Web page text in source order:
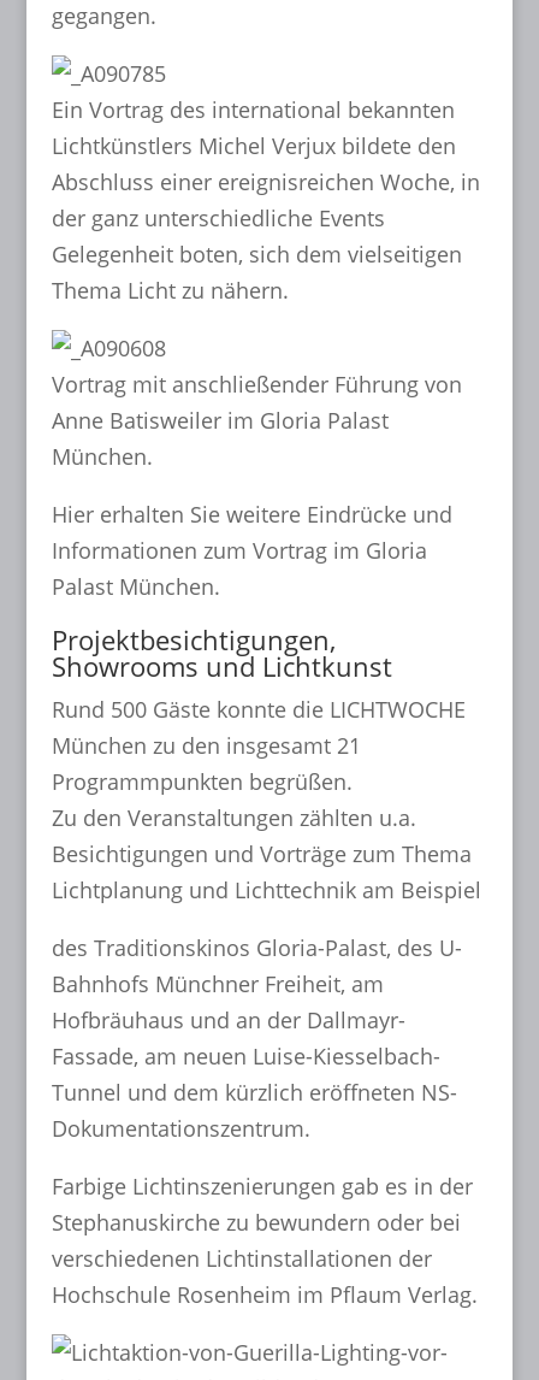
gegangen.
Ein Vortrag des international bekannten
Lichtkünstlers Michel Verjux bildete den
Abschluss einer ereignisreichen Woche, in
der ganz unterschiedliche Events
Gelegenheit boten, sich dem vielseitigen
Thema Licht zu nähern.
Vortrag mit anschließender Führung von
Anne Batisweiler im Gloria Palast
München.
Hier erhalten Sie weitere Eindrücke und
Informationen zum Vortrag im Gloria
Palast München.
Projektbesichtigungen,
Showrooms und Lichtkunst
Rund 500 Gäste konnte die LICHTWOCHE
München zu den insgesamt 21
Programmpunkten begrüßen.
Zu den Veranstaltungen zählten u.a.
Besichtigungen und Vorträge zum Thema
Lichtplanung und Lichttechnik am Beispiel
des Traditionskinos Gloria-Palast, des U-
Bahnhofs Münchner Freiheit, am
Hofbräuhaus und an der Dallmayr-
Fassade, am neuen Luise-Kiesselbach-
Tunnel und dem kürzlich eröffneten NS-
Dokumentationszentrum.
Farbige Lichtinszenierungen gab es in der
Stephanuskirche zu bewundern oder bei
verschiedenen Lichtinstallationen der
Hochschule Rosenheim im Pflaum Verlag.